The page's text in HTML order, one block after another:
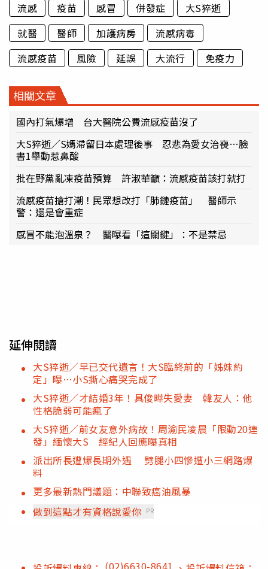
流感 疫苗 感冒 併發症
大S猝逝
就醫
醫師 加護病房
流感病毒
流感疫苗
風險 延誤 大流行 免疫力
相關文章
國內打氣爆增 台大醫院公費流感疫苗沒了
大S猝逝／S媽滯留日本處理後事 忍悲為愛女治喪…臉
書1舉動惹鼻酸
批在野黨亂凍疫苗預算 許淑華籲：流感疫苗該打就打
流感疫苗搶打潮！民眾想改打「肺鏈疫苗」 醫師示
警：還是會重症
感冒不能泡溫泉？ 醫曝看「這關鍵」：不是禁忌
延伸閱讀
大S猝逝／早已交代遺言！大S臨終前的「姊妹約
定」曝…小S撕心痛哭完成了
大S猝逝／才結婚3年！具俊曄失愛妻 韓友人：他
性格脆弱可能瘋了
大S猝逝／前女友意外病故！周渝民凌晨「限動20連
發」緬懷大S 經紀人回應曝真相
派出所長遭爆長期外遇 劈腿小四慘遭小三網路爆
料
更多最新熱門議題：中聯致癌油風暴
做到這點才有資格說愛你 PR